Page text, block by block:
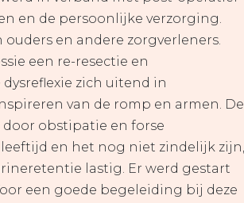
en de persoonlijke verzorging.
en andere zorgverleners.
een re-resectie en
zich uitend in
van de romp en armen. De
obstipatie en forse
en het nog niet zindelijk zijn,
lastig. Er werd gestart
een goede begeleiding bij deze